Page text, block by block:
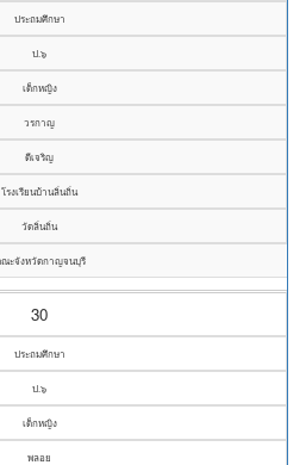
ประถมศึกษา
ป.๖
เด็กหญิง
วรกาญ
ดีเจริญ
โรงเรียนบ้านลิ่นถิ่น
วัดลิ่นถิ่น
ะจังหวัดกาญจนบุรี
30
ประถมศึกษา
ป.๖
เด็กหญิง
พลอย